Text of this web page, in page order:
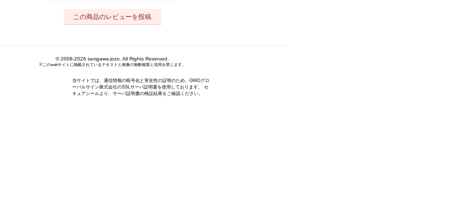
この商品のレビューを投稿
© 2008-2026 tanigawa-jozo. All Rights Reserved.
※このwebサイトに掲載されているテキストと画像の無断複製と流用を禁じます。
当サイトでは、通信情報の暗号化と実在性の証明のため、GMOグロ
ーバルサイン株式会社のSSLサーバ証明書を使用しております。 セ
キュアシールより、サーバ証明書の検証結果をご確認ください。